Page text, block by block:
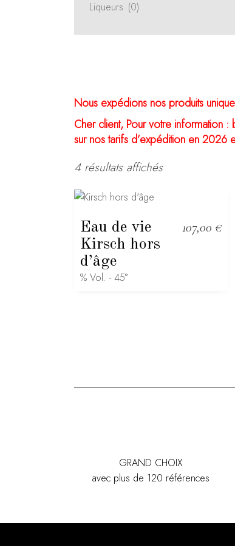
Liqueurs (0)
Nous expédions nos produits
Cher client, Pour votre information :
sur nos tarifs d’expédition en 2026
4 résultats affichés
Eau de vie
Kirsch hors
d’âge
107,00 €
% Vol. - 45°
GRAND CHOIX
avec plus de 120 références